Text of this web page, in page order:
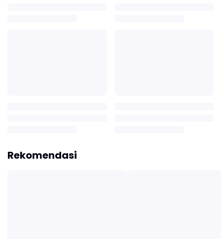
Rekomendasi